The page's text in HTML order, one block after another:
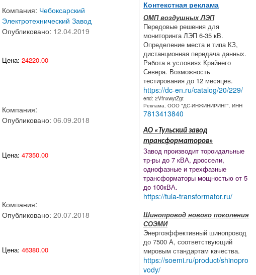
Компания: Чебоксарский
Электротехнический Завод
Опубликовано: 12.04.2019
Цена: 24220.00
Компания:
Опубликовано:06.09.2018
Цена: 47350.00
Компания:
Опубликовано:20.07.2018
Цена: 46380.00
Контекстная реклама
ОМП воздушных ЛЭП
Передовые решения для
мониторинга ЛЭП 6-35 кВ.
Определение места и типа КЗ,
дистанционная передача данных.
Работа в условиях Крайнего
Севера. Возможность
тестирования до 12 месяцев.
https://dc-en.ru/catalog/20/229/
erid: 2VfnxwytZgt
Реклама. ООО "ДС-ИНЖИНИРИНГ". ИНН
7813413840
АО «Тульский завод
трансформаторов»
Завод производит тороидальные
тр-ры до 7 кВА, дроссели,
однофазные и трехфазные
трансформаторы мощностью от 5
до 100кВА.
https://tula-transformator.ru/
Шинопровод нового поколения
СОЭМИ
Энергоэффективный шинопровод
до 7500 А, соответствующий
мировым стандартам качества.
https://soemi.ru/product/shinopro
vody/